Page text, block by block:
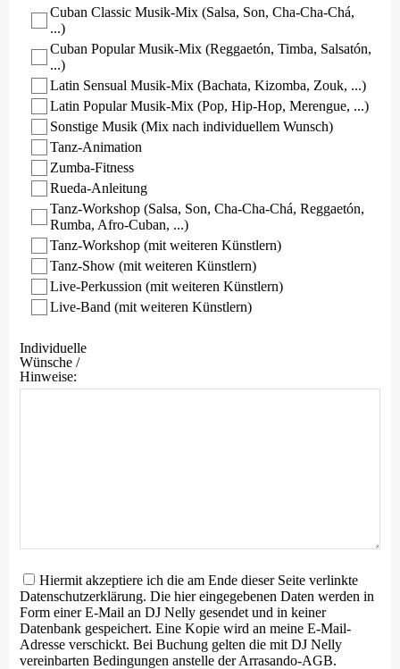
Cuban Classic Musik-Mix (Salsa, Son, Cha-Cha-Chá,
...)
Cuban Popular Musik-Mix (Reggaetón, Timba, Salsatón,
...)
Latin Sensual Musik-Mix (Bachata, Kizomba, Zouk, ...)
Latin Popular Musik-Mix (Pop, Hip-Hop, Merengue, ...)
Sonstige Musik (Mix nach individuellem Wunsch)
Tanz-Animation
Zumba-Fitness
Rueda-Anleitung
Tanz-Workshop (Salsa, Son, Cha-Cha-Chá, Reggaetón,
Rumba, Afro-Cuban, ...)
Tanz-Workshop (mit weiteren Künstlern)
Tanz-Show (mit weiteren Künstlern)
Live-Perkussion (mit weiteren Künstlern)
Live-Band (mit weiteren Künstlern)
Individuelle
Wünsche /
Hinweise:
Hiermit akzeptiere ich die am Ende dieser Seite verlinkte
Datenschutzerklärung. Die hier eingegebenen Daten werden in
Form einer E-Mail an DJ Nelly gesendet und in keiner
Datenbank gespeichert. Eine Kopie wird an meine E-Mail-
Adresse verschickt. Bei Buchung gelten die mit DJ Nelly
vereinbarten Bedingungen anstelle der Arrasando-AGB.